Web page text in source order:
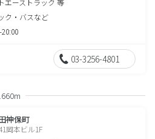
エーストラック 等
ク・バスなど
20:00
03-3256-4801
神保町
岡本ビル1F